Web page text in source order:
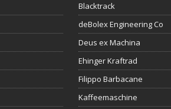
Blacktrack
deBolex Engineering Co
Deus ex Machina
Ehinger Kraftrad
Filippo Barbacane
Kaffeemaschine